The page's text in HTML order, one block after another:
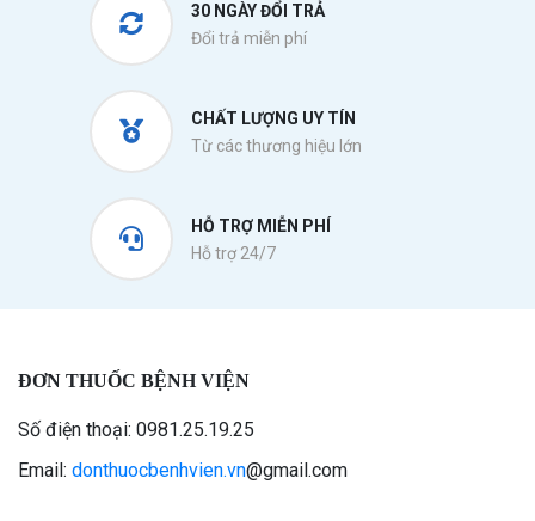
30 NGÀY ĐỔI TRẢ
Đổi trả miễn phí
CHẤT LƯỢNG UY TÍN
Từ các thương hiệu lớn
HỖ TRỢ MIỄN PHÍ
Hỗ trợ 24/7
ĐƠN THUỐC BỆNH VIỆN
Số điện thoại: 0981.25.19.25
Email: donthuocbenhvien.vn@gmail.com